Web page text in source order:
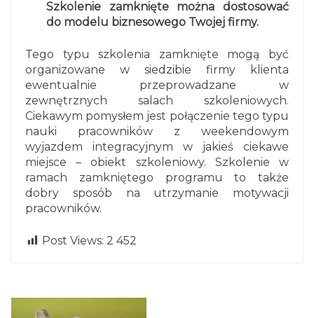
Szkolenie zamknięte można dostosować
do modelu biznesowego Twojej firmy.
Tego typu szkolenia zamknięte mogą być
organizowane w siedzibie firmy klienta
ewentualnie przeprowadzane w
zewnętrznych salach szkoleniowych.
Ciekawym pomysłem jest połączenie tego typu
nauki pracowników z weekendowym
wyjazdem integracyjnym w jakieś ciekawe
miejsce – obiekt szkoleniowy. Szkolenie w
ramach zamkniętego programu to także
dobry sposób na utrzymanie motywacji
pracowników.
Post Views: 2 452